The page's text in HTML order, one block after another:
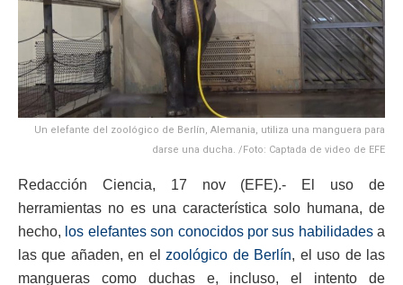
Un elefante del zoológico de Berlín, Alemania, utiliza una manguera para
darse una ducha. /Foto: Captada de video de EFE
Redacción Ciencia, 17 nov (EFE).- El uso de
herramientas no es una característica solo humana, de
hecho, los elefantes son conocidos por sus habilidadesa
las que añaden, en elzoológico de Berlín, el uso de las
mangueras como duchas e, incluso, el intento de